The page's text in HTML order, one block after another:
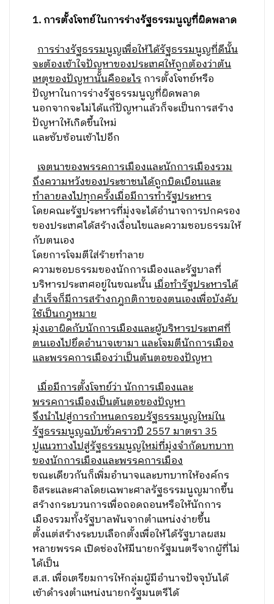
1. การตั้งโจทย์ในการร่างรัฐธรรมนูญที่ผิดพลาด
การร่างรัฐธรรมนูญเพื่อให้ได้รัฐธรรมนูญที่ดีนั้น
จะต้องเข้าใจปัญหาของประเทศให้ถูกต้องว่าต้น
เหตุของปัญหานั้นคืออะไรการตั้งโจทย์หรือ
ปัญหาในการร่างรัฐธรรมนูญที่ผิดพลาด
นอกจากจะไม่ได้แก้ปัญหาแล้วก็จะเป็นการสร้าง
ปัญหาให้เกิดขึ้นใหม่
และซับซ้อนเข้าไปอีก
เจตนาของพรรคการเมืองและนักการเมืองรวม
ถึงความหวังของประชาชนได้ถูกบิดเบือนและ
ทำลายลงไปทุกครั้งเมื่อมีการทำรัฐประหาร
โดยคณะรัฐประหารที่มุ่งจะได้อำนาจการปกครอง
ของประเทศได้สร้างเงื่อนไขและความชอบธรรมให้
กับตนเอง
โดยการโจมตีใส่ร้ายทำลาย
ความชอบธรรมของนักการเมืองและรัฐบาลที่
บริหารประเทศอยู่ในขณะนั้นเมื่อทำรัฐประหารได้
สำเร็จก็มีการสร้างกฎกติกาของตนเองเพื่อบังคับ
ใช้เป็นกฎหมาย
มุ่งเอาผิดกับนักการเมืองและผู้บริหารประเทศที่
ตนเองไปยึดอำนาจเขามา และโจมตีนักการเมือง
และพรรคการเมืองว่าเป็นต้นตอของปัญหา
เมื่อมีการตั้งโจทย์ว่า นักการเมืองและ
พรรคการเมืองเป็นต้นตอของปัญหา
จึงนำไปสู่การกำหนดกรอบรัฐธรรมนูญใหม่ใน
รัฐธรรมนูญฉบับชั่วคราวปี 2557 มาตรา 35
ปูแนวทางไปสู่รัฐธรรมนูญใหม่ที่มุ่งจำกัดบทบาท
ของนักการเมืองและพรรคการเมือง
ขณะเดียวกันก็เพิ่มอำนาจและบทบาทให้องค์กร
อิสระและศาลโดยเฉพาะศาลรัฐธรรมนูญมากขึ้น
สร้างกระบวนการเพื่อถอดถอนหรือให้นักการ
เมืองรวมทั้งรัฐบาลพ้นจากตำแหน่งง่ายขึ้น
ตั้งแต่สร้างระบบเลือกตั้งเพื่อให้ได้รัฐบาลผสม
หลายพรรค เปิดช่องให้มีนายกรัฐมนตรีจากผู้ที่ไม่
ได้เป็น
ส.ส. เพื่อเตรียมการให้กลุ่มผู้มีอำนาจปัจจุบันได้
เข้าดำรงตำแหน่งนายกรัฐมนตรีได้